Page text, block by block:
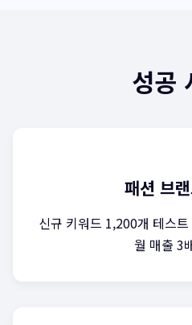
성공
패션 브
신규 키워드 1,200개 테스
월 매출 3